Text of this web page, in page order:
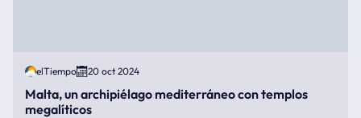
elTiempo 20 oct 2024
Malta, un archipiélago mediterráneo con templos
megalíticos